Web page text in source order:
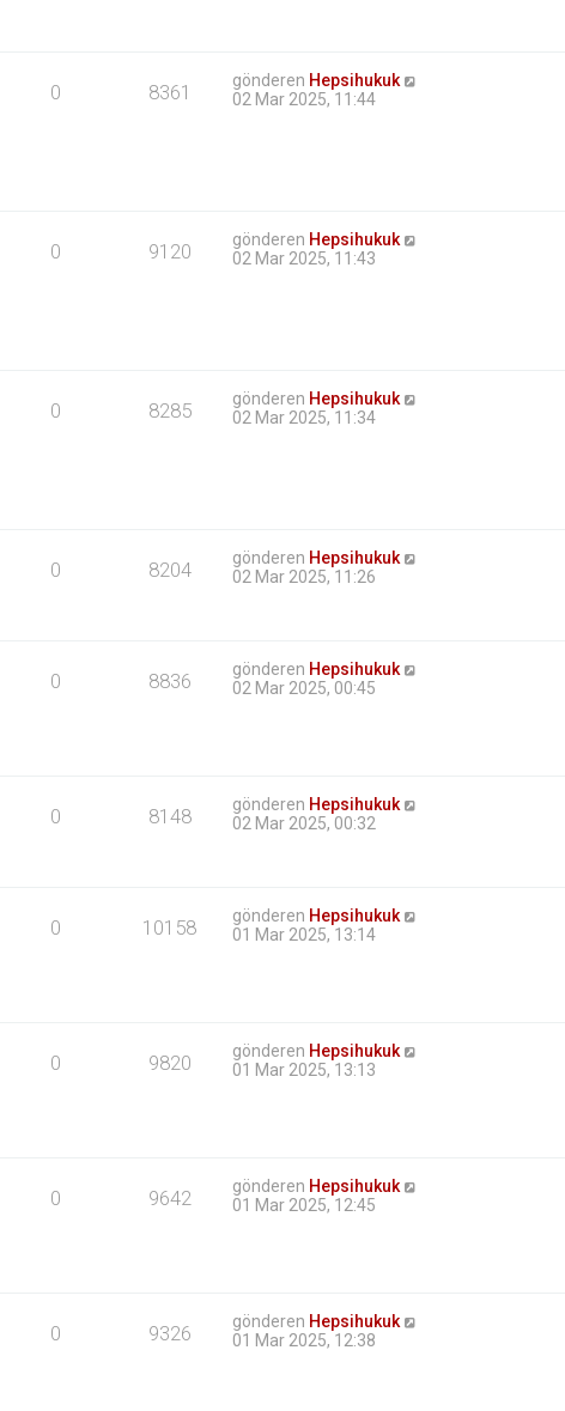
0 8361 gönderen Hepsihukuk
02 Mar 2025, 11:44
0 9120 gönderen Hepsihukuk
02 Mar 2025, 11:43
0 8285 gönderen Hepsihukuk
02 Mar 2025, 11:34
0 8204 gönderen Hepsihukuk
02 Mar 2025, 11:26
0 8836 gönderen Hepsihukuk
02 Mar 2025, 00:45
0 8148 gönderen Hepsihukuk
02 Mar 2025, 00:32
0 10158 gönderen Hepsihukuk
01 Mar 2025, 13:14
0 9820 gönderen Hepsihukuk
01 Mar 2025, 13:13
0 9642 gönderen Hepsihukuk
01 Mar 2025, 12:45
0 9326 gönderen Hepsihukuk
01 Mar 2025, 12:38